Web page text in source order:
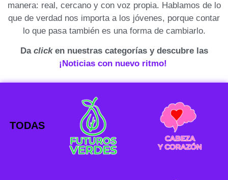
manera: real, cercano y con voz propia. Hablamos de lo
que de verdad nos importa a los jóvenes, porque contar
lo que pasa también es una forma de cambiarlo.
Da clicken nuestras categorías y descubre las
¡Noticias con nuevo ritmo!
TODAS